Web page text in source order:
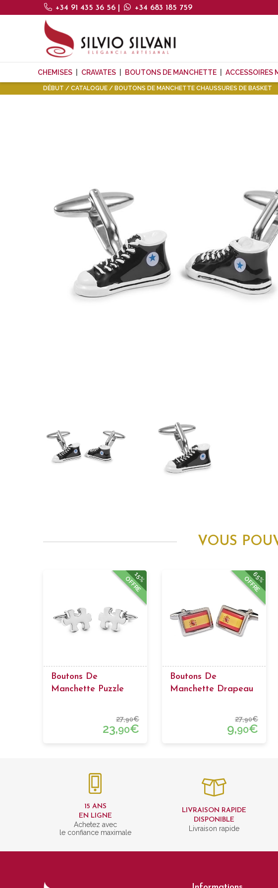
+34 91 435 36 56 +34 683 185 759
CHEMISES CRAVATES BOUTONS DE MANCHETTE ACCESSOIRES
DÉBUT CATALOGUE BOUTONS DE MANCHETTE CHAUSSURES DE BASKET
VOUS
15%
OFFRE
Boutons De
Manchette Puzzle
27,90€
23,90€
65%
OFFRE
Boutons De
Manchette Drapeau
27,90€
9,90€
15 ANS
EN LIGNE
Achetez avec
le confiance maximale
LIVRAISON RAPIDE
DISPONIBLE
Livraison rapide